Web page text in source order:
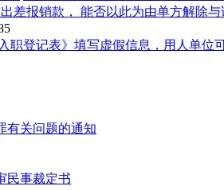
差报销款， 能否以此为由单方解除
职登记表》填写虚假信息，用人单位
有关问题的通知
民事裁定书